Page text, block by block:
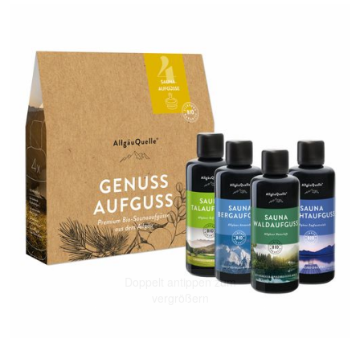
Doppelt antippen zum